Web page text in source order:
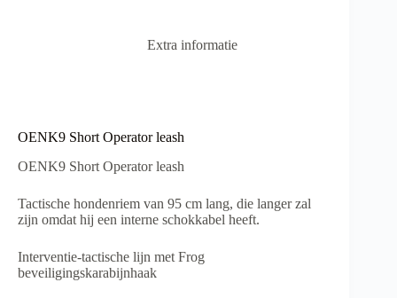
Extra informatie
OENK9 Short Operator leash
OENK9 Short Operator leash
Tactische hondenriem van 95 cm lang, die langer zal
zijn omdat hij een interne schokkabel heeft.
Interventie-tactische lijn met Frog
beveiligingskarabijnhaak